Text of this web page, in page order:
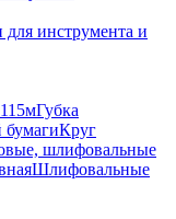
инструмента и
Губка
бумагиКруг
шлифовальные
Шлифовальные